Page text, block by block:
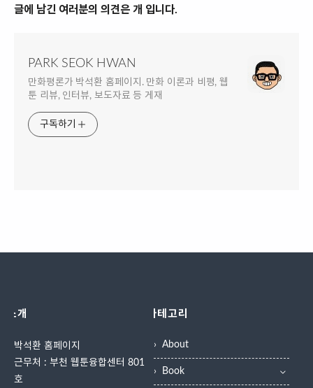
글에 남긴 여러분의 의견은 개 입니다.
PARK SEOK HWAN
만화평론가 박석환 홈페이지. 만화 이론과 비평, 웹
툰 리뷰, 인터뷰, 보도자료 등 게재
구독하기
소개
박석환 홈페이지
근무처 : 부천 웹툰융합센터 801
호
카테고리
About
Book